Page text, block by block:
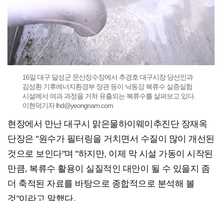
16일 대구 달성군 문산정수장에서 추경호 대구시장 당선인과
김성환 기후에너지환경부 장관 등이 낙동강 복류수 실증실험
시설에서 여과 과정을 거쳐 유출되는 복류수를 살펴보고 있다.
이현덕기자 lhd@yeongnam.com
현장에서 만난 대구시 맑은물하이웨이추진단 장재옥
단장은 "원수가 필터링을 거치면서 수질이 많이 개선된
것으로 보인다"며 "하지만, 이제 막 시설 가동이 시작된
만큼, 복류수 활용이 실질적인 대안이 될 수 있을지 좀
더 축적된 자료를 바탕으로 종합적으로 분석해 볼
것"이라고 말했다.